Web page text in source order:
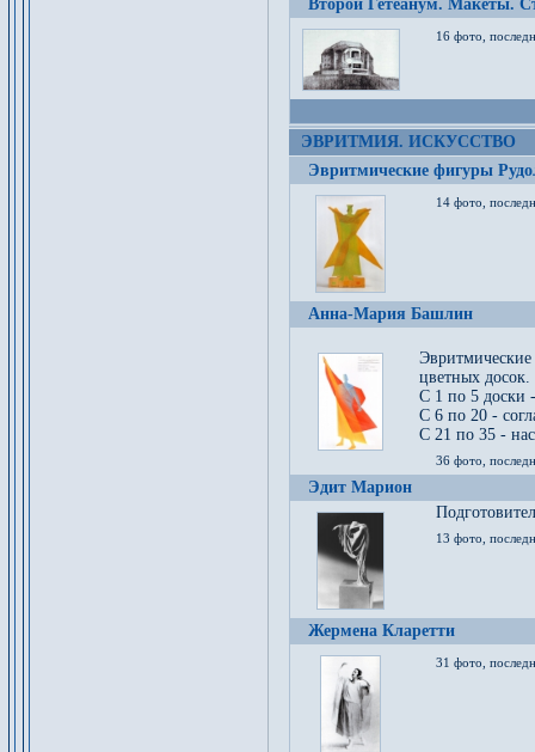
Второй Гетеанум. Макеты.
16 фото,
ЭВРИТМИЯ. ИСКУССТВО
Эвритмические фигуры
14 фото,
Анна-Мария Башлин
цветных досок.
С 1 по 5 доски
С 6 по 20 -
С 21 по 35 -
36 фото,
Эдит Марион
13 фото,
Жермена Кларетти
31 фото,